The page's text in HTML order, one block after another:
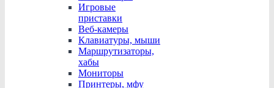
Игровые
приставки
Веб-камеры
Клавиатуры, мыши
Маршрутизаторы,
хабы
Мониторы
Принтеры, мфу